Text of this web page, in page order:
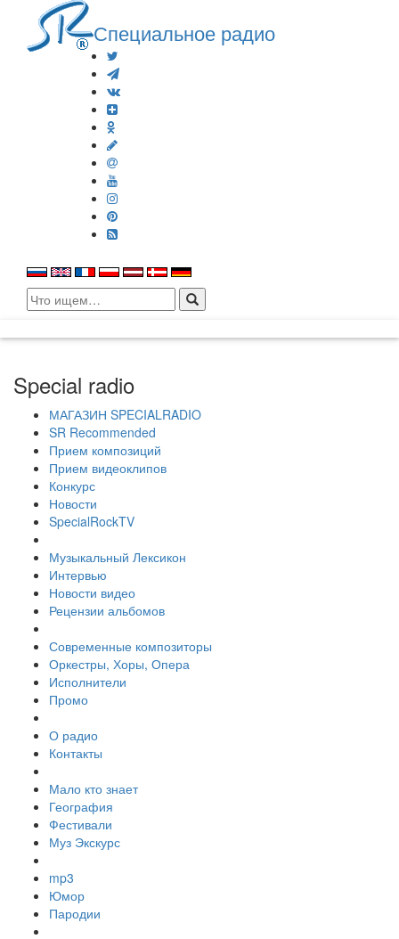
Специальное радио
Search
for:
Special radio
МАГАЗИН SPECIALRADIO
SR Recommended
Прием композиций
Прием видеоклипов
Конкурс
Новости
SpecialRockTV
Музыкальный Лексикон
Интервью
Новости видео
Рецензии альбомов
Современные композиторы
Оркестры, Хоры, Опера
Исполнители
Промо
О радио
Контакты
Мало кто знает
География
Фестивали
Муз Экскурс
mp3
Юмор
Пародии